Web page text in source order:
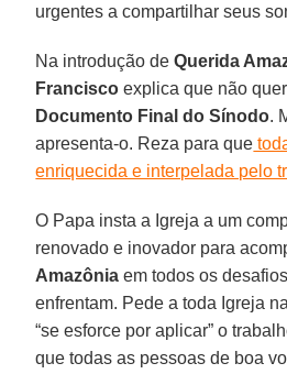
urgentes a compartilhar seus
Na introdução deQuerida
Francisco explica que não
Documento Final do Sínodo.
apresenta-o. Reza para que
enriquecida e interpelada pelo
O Papa insta a Igreja a um
renovado e inovador para
Amazônia em todos os
enfrentam. Pede a toda Igreja na
“se esforce por aplicar” o
que todas as pessoas de boa